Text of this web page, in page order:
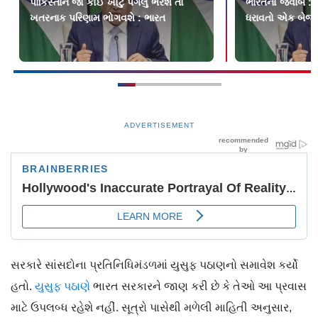
પાકિસ્તાન જો કોઈ ખોટું પગલું ભરશે તો
ખતરનાક પરિણામ ભોગવશે : ભારત
ભારતનો જવાબ :
ધરાવતો એક
ADVERTISEMENT
સરકારે સાંસદોના પ્રતિનિધિમંડળમાં યુસુફ પઠાણનો સમાવેશ કર્યો
હતો. યુસુફ પઠાણે ભારત સરકારને જાણ કરી છે કે તેઓ આ પ્રવાસ
માટે ઉપલબ્ધ રહેશે નહીં. સૂત્રો પાસેથી મળેલી માહિતી અનુસાર,